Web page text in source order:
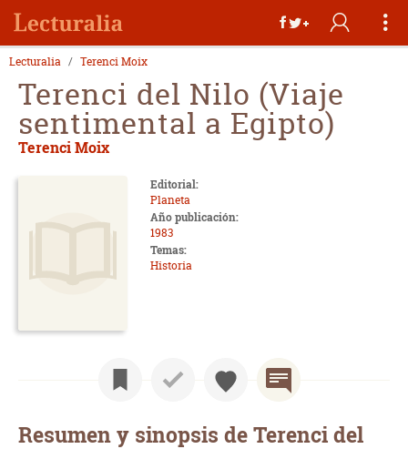
Lecturalia Terenci Moix
Terenci del Nilo (Viaje
sentimental a Egipto)
Terenci Moix
Editorial:
Planeta
Año publicación:
1983
Temas:
Historia
Resumen y sinopsis de Terenci del